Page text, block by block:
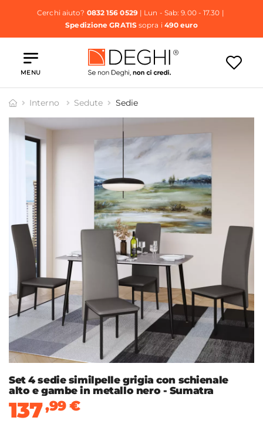
Cerchi aiuto? 0832 156 0529| Lun - Sab: 9.00 - 17.30 |
Spedizione GRATISsopra i 490 euro
MENU
Interno Sedute Sedie
Set 4 sedie similpelle grigia con schienale
alto e gambe in metallo nero - Sumatra
137,99€